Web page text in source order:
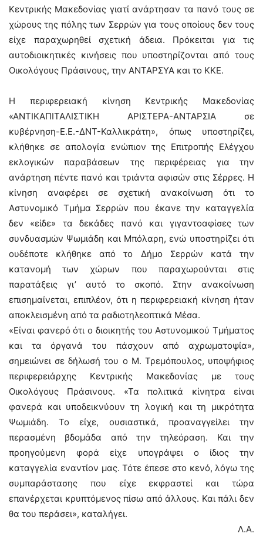
Κεντρικής Μακεδονίας γιατί ανάρτησαν τα πανό τους σε
χώρους της πόλης των Σερρών για τους οποίους δεν τους
είχε παραχωρηθεί σχετική άδεια. Πρόκειται για τις
αυτοδιοικητικές κινήσεις που υποστηρίζονται από τους
Οικολόγους Πράσινους, την ΑΝΤΑΡΣΥΑ και το ΚΚΕ.
Η περιφερειακή κίνηση Κεντρικής Μακεδονίας
«ΑΝΤΙΚΑΠΙΤΑΛΙΣΤΙΚΗ ΑΡΙΣΤΕΡΑ-ΑΝΤΑΡΣΙΑ σε
κυβέρνηση-Ε.Ε.-ΔΝΤ-Καλλικράτη», όπως υποστηρίζει,
κλήθηκε σε απολογία ενώπιον της Επιτροπής Ελέγχου
εκλογικών παραβάσεων της περιφέρειας για την
ανάρτηση πέντε πανό και τριάντα αφισών στις Σέρρες. Η
κίνηση αναφέρει σε σχετική ανακοίνωση ότι το
Αστυνομικό Τμήμα Σερρών που έκανε την καταγγελία
δεν «είδε» τα δεκάδες πανό και γιγαντοαφίσες των
συνδυασμών Ψωμιάδη και Μπόλαρη, ενώ υποστηρίζει ότι
ουδέποτε κλήθηκε από το Δήμο Σερρών κατά την
κατανομή των χώρων που παραχωρούνται στις
παρατάξεις γι’ αυτό το σκοπό. Στην ανακοίνωση
επισημαίνεται, επιπλέον, ότι η περιφερειακή κίνηση ήταν
αποκλεισμένη από τα ραδιοτηλεοπτικά Μέσα.
«Είναι φανερό ότι ο διοικητής του Αστυνομικού Τμήματος
και τα όργανά του πάσχουν από αχρωματοψία»,
σημειώνει σε δήλωσή του ο Μ. Τρεμόπουλος, υποψήφιος
περιφερειάρχης Κεντρικής Μακεδονίας με τους
Οικολόγους Πράσινους. «Τα πολιτικά κίνητρα είναι
φανερά και υποδεικνύουν τη λογική και τη μικρότητα
Ψωμιάδη. Το είχε, ουσιαστικά, προαναγγείλει την
περασμένη βδομάδα από την τηλεόραση. Και την
προηγούμενη φορά είχε υπογράψει ο ίδιος την
καταγγελία εναντίον μας. Τότε έπεσε στο κενό, λόγω της
συμπαράστασης που είχε εκφραστεί και τώρα
επανέρχεται κρυπτόμενος πίσω από άλλους. Και πάλι δεν
θα του περάσει», καταλήγει.
Λ.Α.